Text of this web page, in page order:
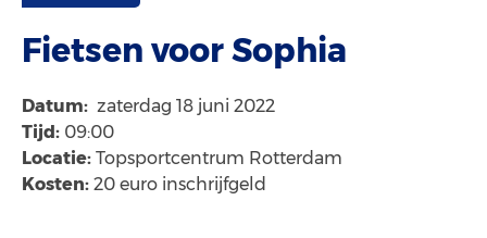
Fietsen voor Sophia
Datum: zaterdag 18 juni 2022
Tijd: 09:00
Locatie: Topsportcentrum Rotterdam
Kosten: 20 euro inschrijfgeld